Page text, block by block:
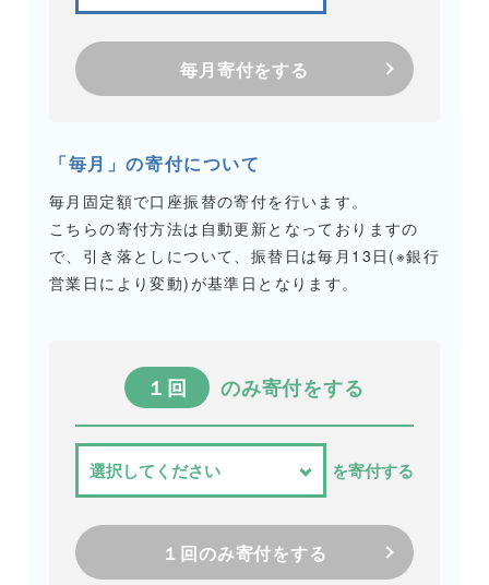
毎月寄付をする
「毎月」の寄付について
毎月固定額で口座振替の寄付を行います。
こちらの寄付方法は自動更新となっておりますの
で、引き落としについて、振替日は毎月13日(※銀行
営業日により変動)が基準日となります。
１回 のみ寄付をする
を寄付する
１回のみ寄付をする